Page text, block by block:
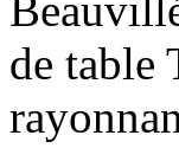
de table